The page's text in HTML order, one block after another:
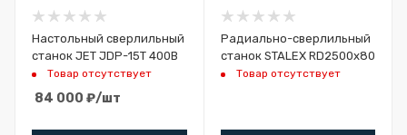
Настольный сверлильный
станок JET JDP-15T 400В
Товар отсутствует
84 000 ₽/шт
Радиально-сверлильный
станок STALEX RD2500x80
Товар отсутствует